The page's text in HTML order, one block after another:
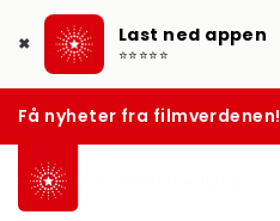
✖ Last ned appen
⭐⭐⭐⭐⭐
Få nyheter fra filmverdenen!